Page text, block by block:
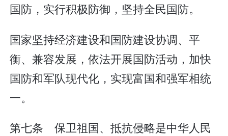
国防，实行积极防御，坚持全民国防。
国家坚持经济建设和国防建设协调、平
衡、兼容发展，依法开展国防活动，加快
国防和军队现代化，实现富国和强军相统
一。
第七条 保卫祖国、抵抗侵略是中华人民